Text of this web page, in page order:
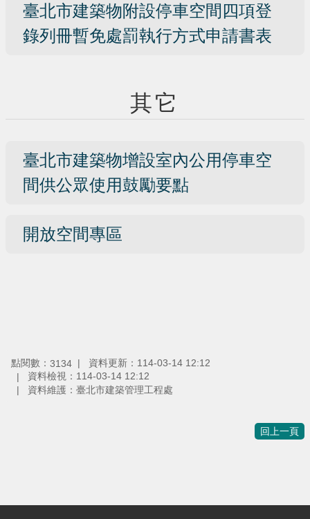
臺北市建築物附設停車空間四項登
錄列冊暫免處罰執行方式申請書表
其它
臺北市建築物增設室內公用停車空
間供公眾使用鼓勵要點
開放空間專區
點閱數： 3134 資料更新： 114-03-14 12:12
資料檢視： 114-03-14 12:12
資料維護： 臺北市建築管理工程處
回上一頁